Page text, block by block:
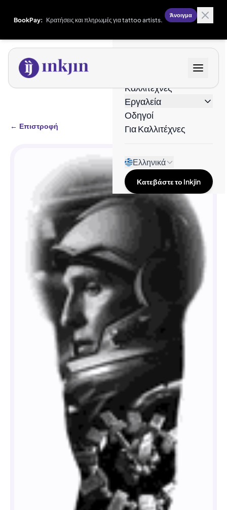
BookPay: Κρατήσεις και πληρωμές για tattoo artists.
Άνοιγμα
Καλλιτέχνες
Εργαλεία
Οδηγοί
Για Καλλιτέχνες
Ελληνικά
Κατεβάστε το Inkjin
← Επιστροφή